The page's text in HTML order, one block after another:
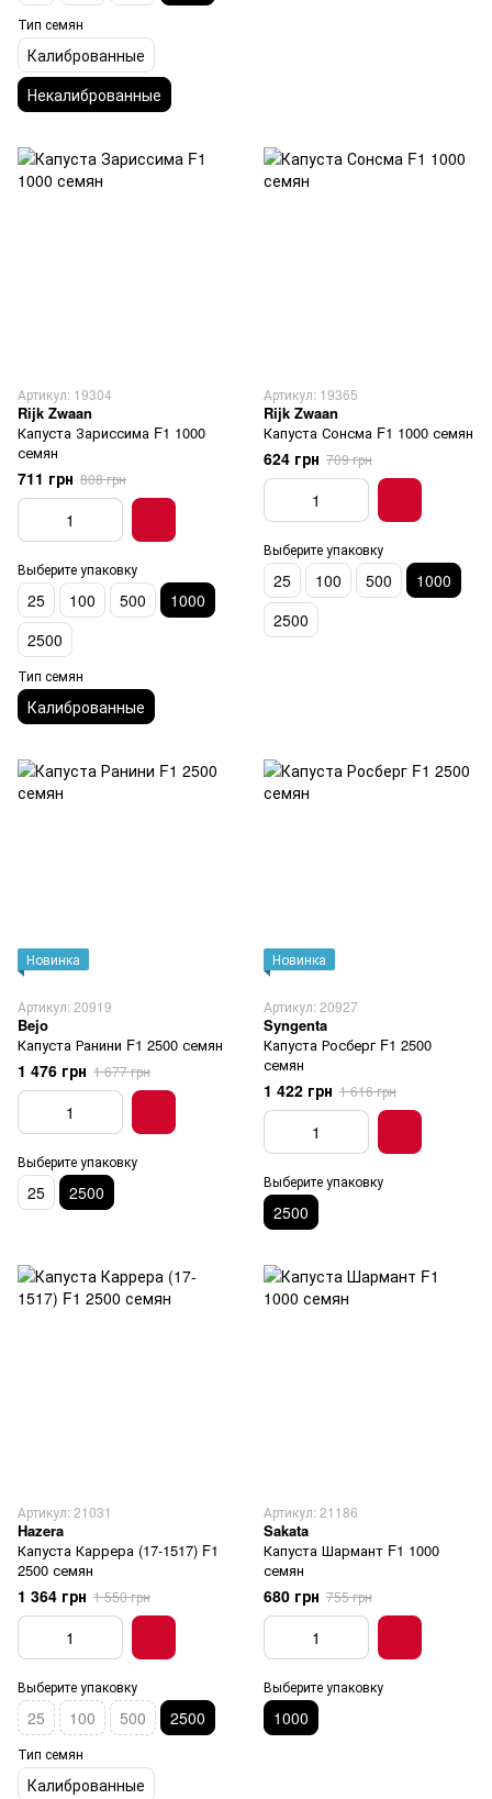
Тип семян
Калиброванные
Некалиброванные
Артикул: 19304
Rijk Zwaan
Капуста Зариссима F1 1000
семян
711 грн 808 грн
Выберите упаковку
25 100 500
1000
2500
Тип семян
Калиброванные
Артикул: 19365
Rijk Zwaan
Капуста Сонсма F1 1000 семян
624 грн 709 грн
Выберите упаковку
25 100 500
1000
2500
Новинка
Артикул: 20919
Bejo
Капуста Ранини F1 2500 семян
1 476 грн 1 677 грн
Выберите упаковку
25 2500
Новинка
Артикул: 20927
Syngenta
Капуста Росберг F1 2500
семян
1 422 грн 1 616 грн
Выберите упаковку
2500
Артикул: 21031
Hazera
Капуста Каррера (17-1517) F1
2500 семян
1 364 грн 1 550 грн
Выберите упаковку
25 100 500 2500
Тип семян
Калиброванные
Артикул: 21186
Sakata
Капуста Шармант F1 1000
семян
680 грн 755 грн
Выберите упаковку
1000